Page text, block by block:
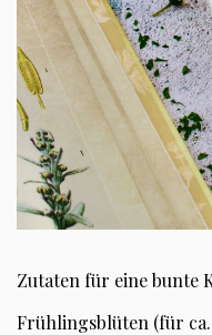
Zutaten für eine bunte
Frühlingsblüten (für